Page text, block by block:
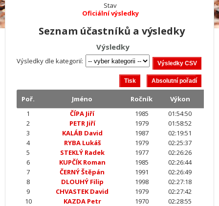
Stav
Oficiální výsledky
Seznam účastníků a výsledky
Výsledky
Výsledky dle kategorií:
Poř. Jméno Ročník
Výkon
1
ČÍPA Jiří 1985
01:54:50
2
PETR Jiří 1979
01:58:52
3
KALÁB David 1987
02:19:51
4
RYBA Lukáš 1979
02:25:37
5
STEKLÝ Radek 1977
02:26:26
6
KUPČÍK Roman 1985
02:26:44
7
ČERNÝ Štěpán 1991
02:26:49
8
DLOUHÝ Filip 1998
02:27:18
9
CHVASTEK David 1979
02:27:42
10
KAZDA Petr 1970
02:28:55